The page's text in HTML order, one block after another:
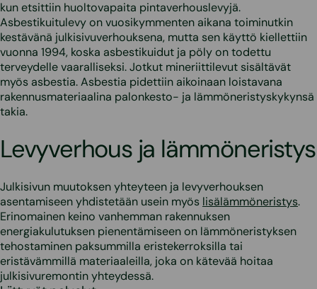
kun etsittiin huoltovapaita pintaverhouslevyjä.
Asbestikuitulevy on vuosikymmenten aikana toiminutkin
kestävänä julkisivuverhouksena, mutta sen käyttö kiellettiin
vuonna 1994, koska asbestikuidut ja pöly on todettu
terveydelle vaaralliseksi. Jotkut mineriittilevut sisältävät
myös asbestia. Asbestia pidettiin aikoinaan loistavana
rakennusmateriaalina palonkesto- ja lämmöneristyskykynsä
takia.
Levyverhous ja lämmöneristys
Julkisivun muutoksen yhteyteen ja levyverhouksen
asentamiseen yhdistetään usein myös lisälämmöneristys.
Erinomainen keino vanhemman rakennuksen
energiakulutuksen pienentämiseen on lämmöneristyksen
tehostaminen paksummilla eristekerroksilla tai
eristävämmillä materiaaleilla, joka on kätevää hoitaa
julkisivuremontin yhteydessä.